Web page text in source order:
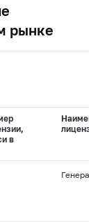
рынке
в
лицензии